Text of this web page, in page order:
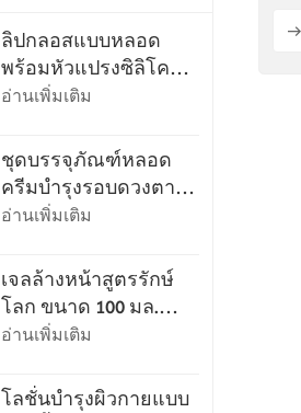
ลิปกลอสแบบหลอด
พร้อมหัวแปรงซิลิโคน
นุ่มพิเศษ
อ่านเพิ่มเติม
ชุดบรรจุภัณฑ์หลอด
ครีมบำรุงรอบดวงตา
พร้อมหัว applicator
อ่านเพิ่มเติม
เจลล้างหน้าสูตรรักษ์
โลก ขนาด 100 มล.
และ 120 มล. บรรจุใน
ง่าย
อ่านเพิ่มเติม
โลชั่นบำรุงผิวกายแบบ